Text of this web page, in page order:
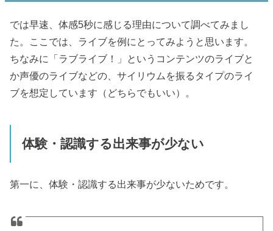
では早速、体感5秒に感じる理由について調べてみまし
た。ここでは、ライブを例にとってみようと思います。
ちなみに「ラブライブ！」というコンテンツのライブと
か声優のライブなどの、サイリウムを振るタイプのライ
ブを想定しています（どちらでもいい）。
体験・認識する出来事が少ない
第一に、体験・認識する出来事が少ないためです。